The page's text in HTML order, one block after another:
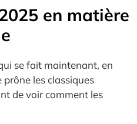
en matière
se fait maintenant, en
prône les classiques
de voir comment les